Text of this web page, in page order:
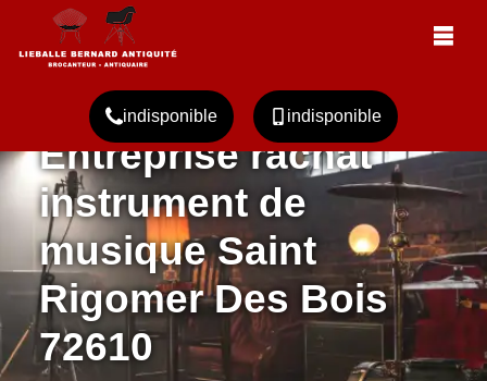
indisponible indisponible
Entreprise rachat
instrument de
musique Saint
Rigomer Des Bois
72610